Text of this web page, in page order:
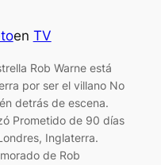
en TV
Rob Warne está
por ser el villano No
detrás de escena.
Prometido de 90 días
Inglaterra.
de Rob